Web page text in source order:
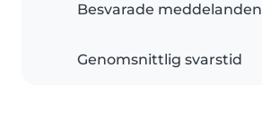
Besvarade meddelanden
Genomsnittlig svarstid